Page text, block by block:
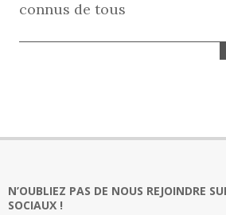
connus de tous
N’OUBLIEZ PAS DE NOUS REJOINDRE
SOCIAUX !